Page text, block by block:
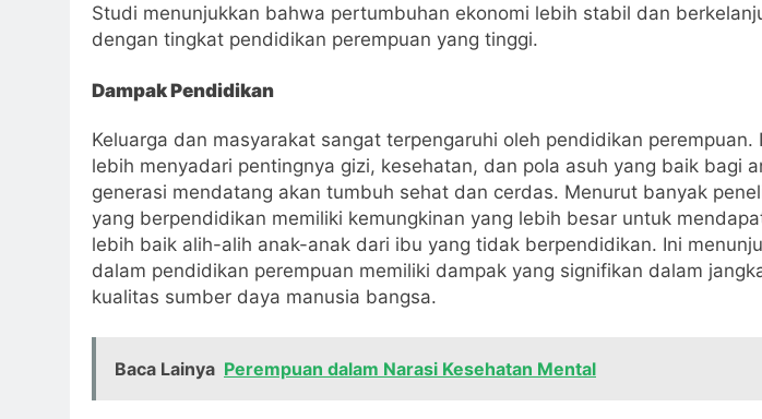
Studi menunjukkan bahwa pertumbuhan ekonomi lebih stabil dan
dengan tingkat pendidikan perempuan yang tinggi.
Dampak Pendidikan
Keluarga dan masyarakat sangat terpengaruhi oleh pendidikan
lebih menyadari pentingnya gizi, kesehatan, dan pola asuh yang baik bagi
generasi mendatang akan tumbuh sehat dan cerdas. Menurut banyak
yang berpendidikan memiliki kemungkinan yang lebih besar untuk
lebih baik alih-alih anak-anak dari ibu yang tidak berpendidikan. Ini
dalam pendidikan perempuan memiliki dampak yang signifikan dalam
kualitas sumber daya manusia bangsa.
Baca Lainya Perempuan dalam Narasi Kesehatan Mental